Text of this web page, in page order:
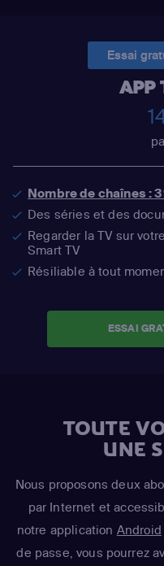
Essai
APP
Nombre de chaînes :
Des séries et des
Regarder la TV sur
Smart TV
Résiliable à tout
ESSAI
TOUTE
UNE
Nous proposons deux
par Internet et
notre application Android
de passe, vous pourrez